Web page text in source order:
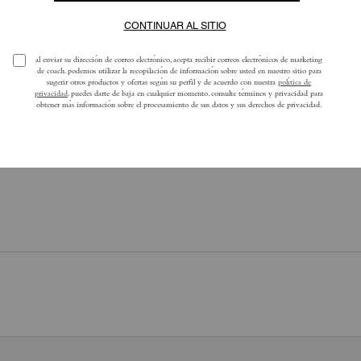
obtener más información sobre cómo verificamos nuestras reseñas, lee más